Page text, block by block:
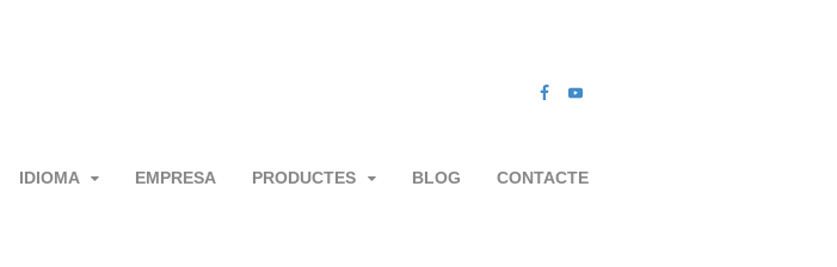
IDIOMA EMPRESA PRODUCTES BLOG CONTACTE